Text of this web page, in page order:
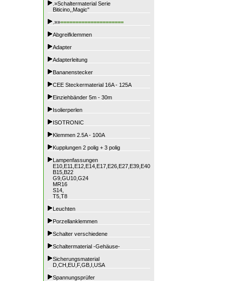
.»Schaltermaterial Serie
Biticino,,Magic"
.»»=====================
Abgreifklemmen
Adapter
Adapterleitung
Bananenstecker
CEE Steckermaterial 16A - 125A
Einziehbänder 5m - 30m
Isolierperlen
ISOTRONIC
Klemmen 2.5A - 100A
Kupplungen 2 polig + 3 polig
Lampenfassungen
E10,E11,E12,E14,E17,E26,E27,E39,E40
B15,B22
G9,GU10,G24
MR16
S14,
T5,T8
Leuchten
Porzellanklemmen
Schalter verschiedene
Schaltermaterial -Gehäuse-
Sicherungsmaterial
D,CH,EU,F,GB,I,USA
Spannungsprüfer